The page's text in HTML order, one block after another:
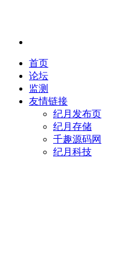
首页
论坛
监测
友情链接
纪月发布页
纪月存储
千趣源码网
纪月科技